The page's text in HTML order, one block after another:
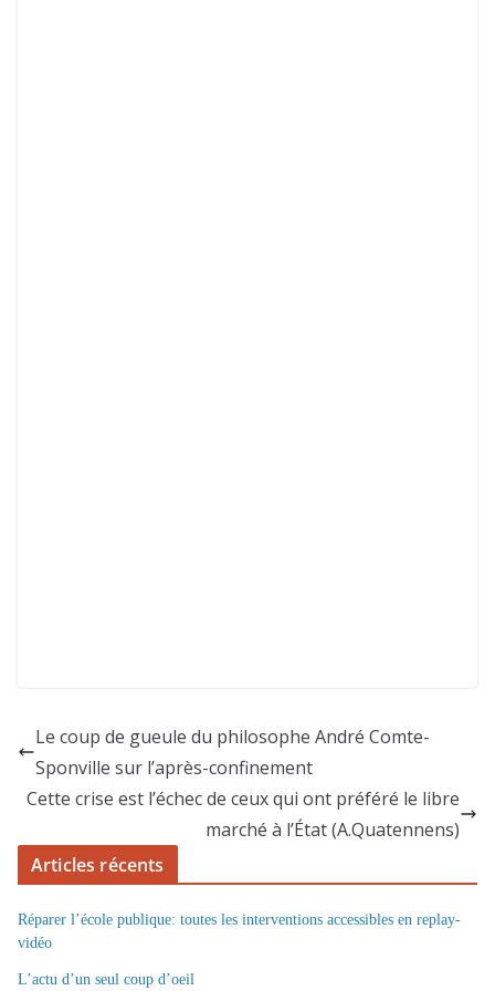
Le coup de gueule du philosophe André Comte-
Sponville sur l’après-confinement
Cette crise est l’échec de ceux qui ont préféré le libre
marché à l’État (A.Quatennens)
Articles récents
Réparer l’école publique: toutes les interventions accessibles en replay-
vidéo
L’actu d’un seul coup d’oeil